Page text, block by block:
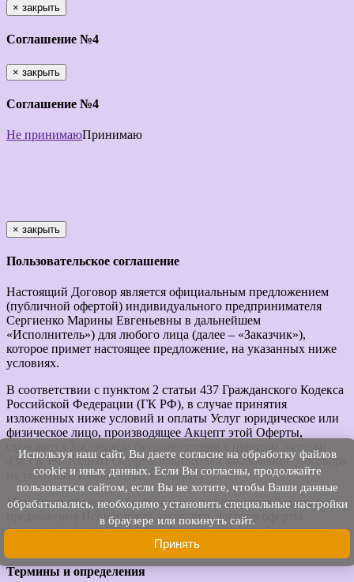
Используя наш cайт, Вы даете согласие на обработку файлов
cookie и иных данных. Если Вы согласны, продолжайте
пользоваться сайтом, если Вы не хотите, чтобы Ваши данные
обрабатывались, необходимо установить специальные настройки
в браузере или покинуть сайт.
Принять
× закрыть
Соглашение №4
× закрыть
Соглашение №4
Не принимаюПринимаю
× закрыть
Пользовательское соглашение
Настоящий Договор является официальным предложением
(публичной офертой) индивидуального предпринимателя
Сергиенко Марины Евгеньевны в дальнейшем
«Исполнитель») для любого лица (далее – «Заказчик»),
которое примет настоящее предложение, на указанных ниже
условиях.
В соответствии с пунктом 2 статьи 437 Гражданского Кодекса
Российской Федерации (ГК РФ), в случае принятия
изложенных ниже условий и оплаты Услуг юридическое или
физическое лицо, производящее Акцепт этой Оферты,
438 ГК РФ Акцепт Оферты равносилен заключению Договора
на условиях, изложенных в Оферте).
Моментом полного и безоговорочного принятия Заказчиком
предложения Исполнителя заключить договор оферты
(акцептом оферты) считается факт предоплаты Заказчиком
Термины и определения